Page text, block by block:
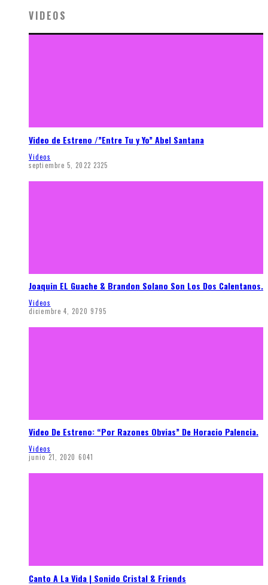
VIDEOS
Video de Estreno /”Entre Tu y Yo” Abel Santana
Videos
septiembre 5, 2022 2325
Joaquin EL Guache & Brandon Solano Son Los Dos Calentanos.
Videos
diciembre 4, 2020 9795
Video De Estreno: “Por Razones Obvias” De Horacio Palencia.
Videos
junio 21, 2020 6041
Canto A La Vida | Sonido Cristal & Friends